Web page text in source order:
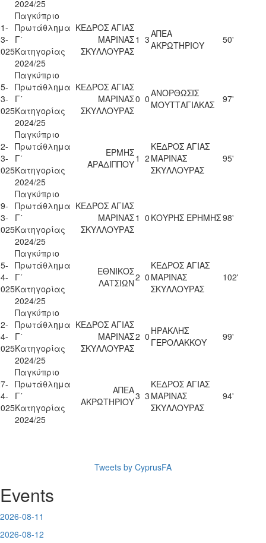
2024/25
Παγκύπριο
Πρωτάθλημα
Γ΄
Κατηγορίας
2024/25
ΚΕΔΡΟΣ ΑΓΙΑΣ
ΜΑΡΙΝΑΣ
ΣΚΥΛΛΟΥΡΑΣ
1 3ΑΠΕΑ
ΑΚΡΩΤΗΡΙΟΥ
50'
Παγκύπριο
Πρωτάθλημα
Γ΄
Κατηγορίας
2024/25
ΚΕΔΡΟΣ ΑΓΙΑΣ
ΜΑΡΙΝΑΣ
ΣΚΥΛΛΟΥΡΑΣ
0 0ΑΝΟΡΘΩΣΙΣ
ΜΟΥΤΤΑΓΙΑΚΑΣ
97'
Παγκύπριο
Πρωτάθλημα
Γ΄
Κατηγορίας
2024/25
ΕΡΜΗΣ
ΑΡΑΔΙΠΠΟΥ1 2
ΚΕΔΡΟΣ ΑΓΙΑΣ
ΜΑΡΙΝΑΣ
ΣΚΥΛΛΟΥΡΑΣ
95'
Παγκύπριο
Πρωτάθλημα
Γ΄
Κατηγορίας
2024/25
ΚΕΔΡΟΣ ΑΓΙΑΣ
ΜΑΡΙΝΑΣ
ΣΚΥΛΛΟΥΡΑΣ
1 0 ΚΟΥΡΗΣ ΕΡΗΜΗΣ98'
Παγκύπριο
Πρωτάθλημα
Γ΄
Κατηγορίας
2024/25
ΕΘΝΙΚΟΣ
ΛΑΤΣΙΩΝ2 0
ΚΕΔΡΟΣ ΑΓΙΑΣ
ΜΑΡΙΝΑΣ
ΣΚΥΛΛΟΥΡΑΣ
102'
Παγκύπριο
Πρωτάθλημα
Γ΄
Κατηγορίας
2024/25
ΚΕΔΡΟΣ ΑΓΙΑΣ
ΜΑΡΙΝΑΣ
ΣΚΥΛΛΟΥΡΑΣ
2 0 ΗΡΑΚΛΗΣ
ΓΕΡΟΛΑΚΚΟΥ
99'
Παγκύπριο
Πρωτάθλημα
Γ΄
Κατηγορίας
2024/25
ΑΠΕΑ
ΑΚΡΩΤΗΡΙΟΥ3 3
ΚΕΔΡΟΣ ΑΓΙΑΣ
ΜΑΡΙΝΑΣ
ΣΚΥΛΛΟΥΡΑΣ
94'
Tweets by CyprusFA
Events
2026-08-11
2026-08-12